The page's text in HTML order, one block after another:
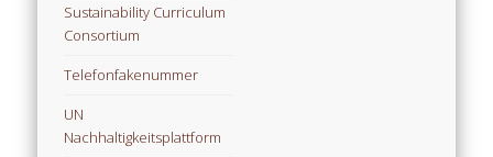
Sustainability Curriculum
Consortium
Telefonfakenummer
UN
Nachhaltigkeitsplattform